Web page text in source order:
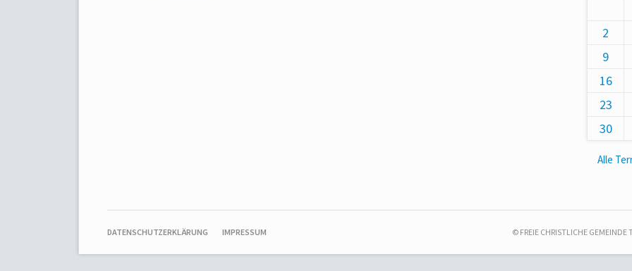
2
9
16
23
30
Alle
NAVIGATION
DATENSCHUTZERKLÄRUNG IMPRESSUM © FREIE CHRISTLICHE GEMEINDE